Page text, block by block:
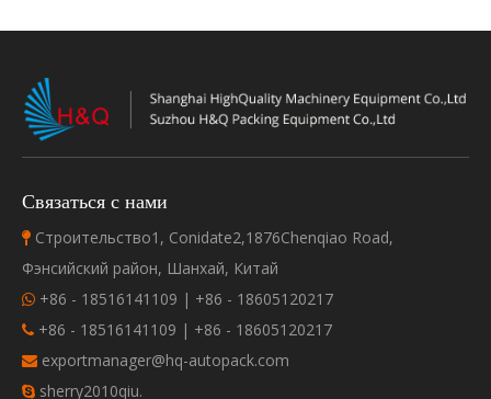
Связаться с нами
 Строительство1, Conidate2,1876Chenqiao Road,
Фэнсийский район, Шанхай, Китай
 +86 - 18516141109 | +86 - 18605120217
 +86 - 18516141109 | +86 - 18605120217
 exportmanager@hq-autopack.com
 sherry2010qiu.